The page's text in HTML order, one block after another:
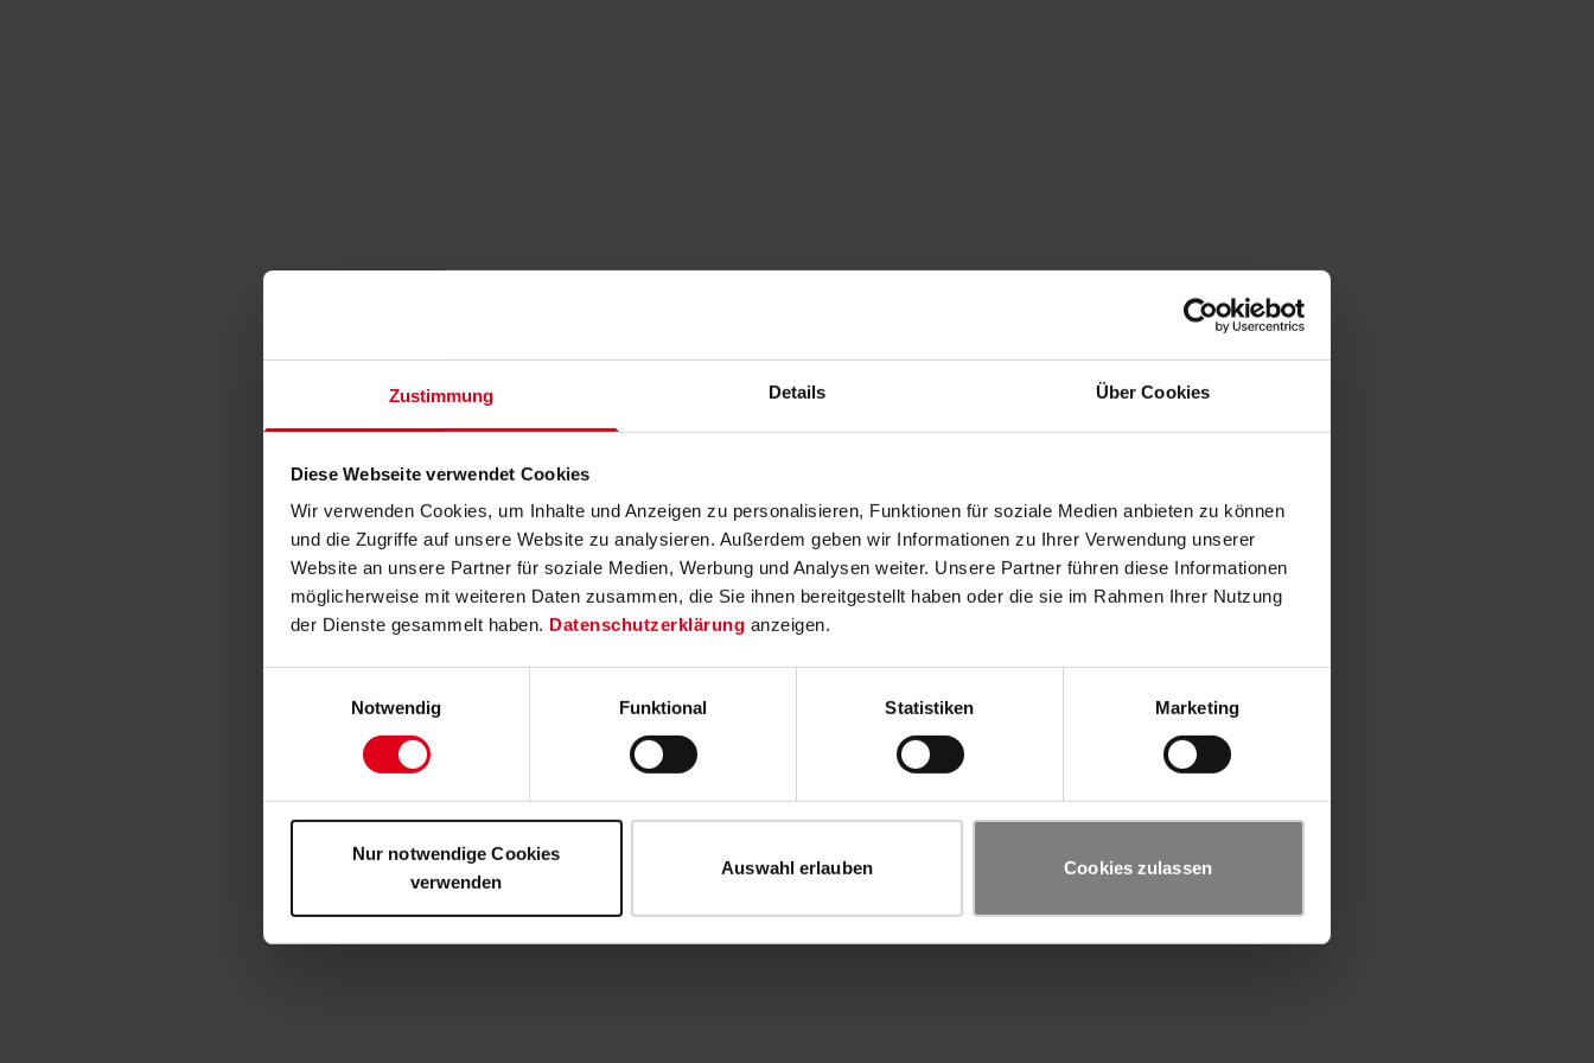
Zustimmung Details Über Cookies
Diese Webseite verwendet Cookies
Wir verwenden Cookies, um Inhalte und Anzeigen zu personalisieren, Funktionen für soziale Medien anbieten zu können
und die Zugriffe auf unsere Website zu analysieren. Außerdem geben wir Informationen zu Ihrer Verwendung unserer
Website an unsere Partner für soziale Medien, Werbung und Analysen weiter. Unsere Partner führen diese Informationen
möglicherweise mit weiteren Daten zusammen, die Sie ihnen bereitgestellt haben oder die sie im Rahmen Ihrer Nutzung
der Dienste gesammelt haben. Datenschutzerklärung anzeigen.
Notwendig
Funktional Statistiken Marketing
Nur notwendige Cookies
verwenden
Auswahl erlauben Cookies zulassen